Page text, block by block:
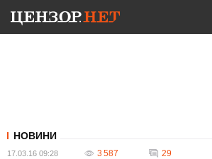
НОВИНИ
17.03.16 09:28 3 587 29